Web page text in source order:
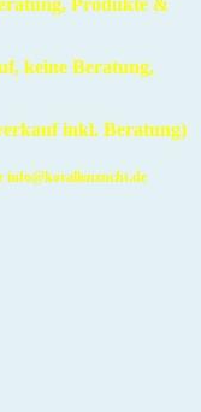
Produkte &
keine Beratung,
inkl. Beratung)
info@korallenzucht.de